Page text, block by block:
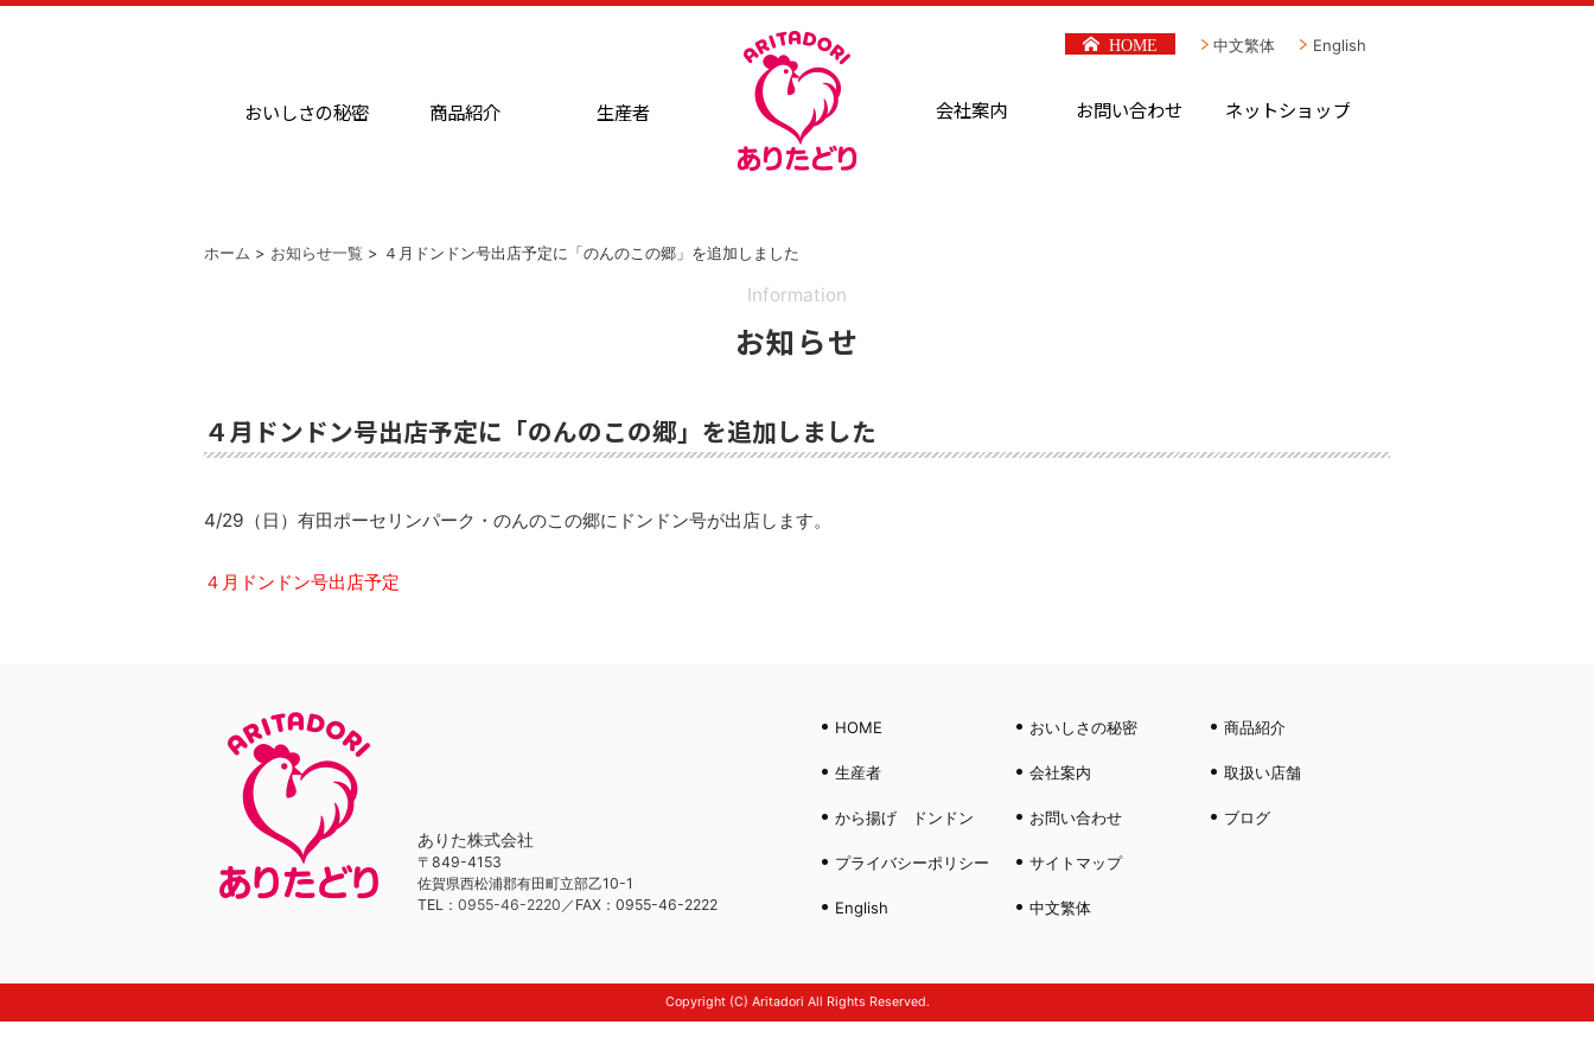
English
中文繁体
HOME
おいしさの秘密 商品紹介 生産者 会社案内 お問い合わせ ネットショップ
ホーム > お知らせ一覧 > ４月ドンドン号出店予定に「のんのこの郷」を追加しました
Information
お知らせ
４月ドンドン号出店予定に「のんのこの郷」を追加しました
4/29（日）有田ポーセリンパーク・のんのこの郷にドンドン号が出店します。
４月ドンドン号出店予定
HOME おいしさの秘密 商品紹介
生産者 会社案内 取扱い店舗
から揚げ ドンドン お問い合わせ ブログ
プライバシーポリシー サイトマップ
English 中文繁体
ありた株式会社
〒849-4153
佐賀県西松浦郡有田町立部乙10-1
TEL： 0955-46-2220 ／FAX：0955-46-2222
Copyright (C) Aritadori All Rights Reserved.